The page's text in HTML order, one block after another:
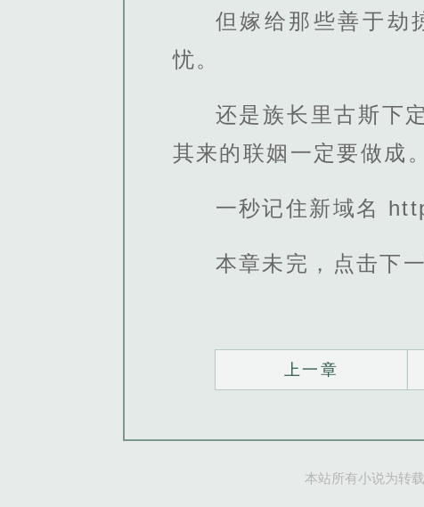
但嫁给那些善于劫
忧。
还是族长里古斯下
其来的联姻一定要做成。
一秒记住新域名
本章未完，点击下
上一章
本站所有小说为转